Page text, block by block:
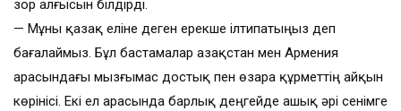
зор алғысын білдірді.
— Мұны қазақ еліне деген ерекше ілтипатыңыз деп
бағалаймыз. Бұл бастамалар Қазақстан мен Армения
арасындағы мызғымас достық пен өзара құрметтің айқын
көрінісі. Екі ел арасында барлық деңгейде ашық әрі сенімге